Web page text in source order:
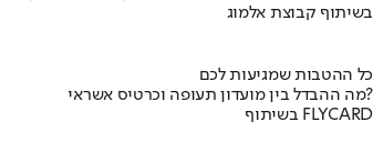
בשיתוף קבוצת אלמוג
כל ההטבות שמגיעות לכם
מה ההבדל בין מועדון תעופה וכרטיס אשראי?
בשיתוף FLYCARD